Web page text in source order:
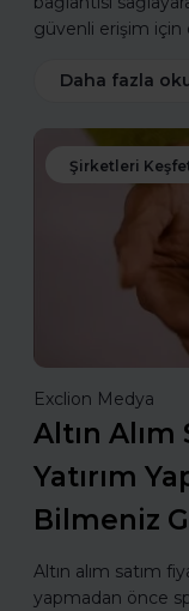
güvenli erişim için
Daha fazla
Şirketleri
Exclion Medya
Altın Alım
Yatırım
Bilmeniz
Altın alım satım
yapmadan önce